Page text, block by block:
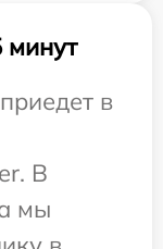
минут
в
В
мы